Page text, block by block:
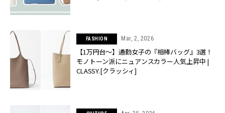
FASHION Mar, 2, 2026
【1万円台〜】通勤女子の『相棒バッグ』3選！
モノトーン派にニュアンスカラー人気上昇中 |
CLASSY.[クラッシィ]